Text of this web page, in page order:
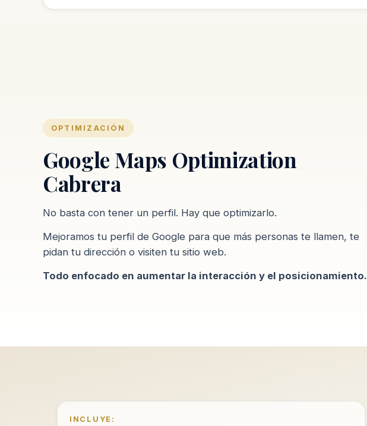
OPTIMIZACIÓN
Google Maps Optimization
Cabrera
No basta con tener un perfil. Hay que optimizarlo.
Mejoramos tu perfil de Google para que más personas te llamen, te
pidan tu dirección o visiten tu sitio web.
Todo enfocado en aumentar la interacción y el posicionamiento.
INCLUYE: